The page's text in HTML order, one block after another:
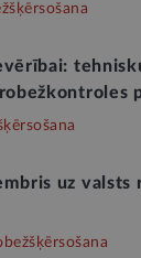
uz valsts